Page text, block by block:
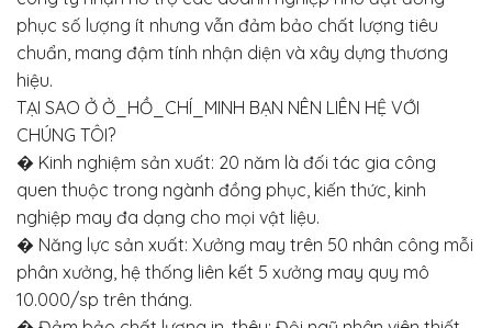
phục số lượng ít nhưng vẫn đảm bảo chất lượng tiêu
chuẩn, mang đậm tính nhận diện và xây dựng thương
hiệu.
TẠI SAO Ở Ở_HỒ_CHÍ_MINH BẠN NÊN LIÊN HỆ VỚI
CHÚNG TÔI?
� Kinh nghiệm sản xuất: 20 năm là đối tác gia công
quen thuộc trong ngành đồng phục, kiến thức, kinh
nghiệp may đa dạng cho mọi vật liệu.
� Năng lực sản xuất: Xưởng may trên 50 nhân công mỗi
phân xưởng, hệ thống liên kết 5 xưởng may quy mô
10.000/sp trên tháng.